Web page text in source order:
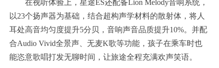
在视听体验上，星途ES还配备Lion Melody音响系统，
以23个扬声器为基础，结合超构声学材料的散射体，将人
耳处高音均匀度提升5分贝，音响声音品质提升10%。并配
合Audio Vivid全景声、无麦K歌等功能，孩子在乘车时也
能恣意歌唱打发无聊时间，让旅途全程充满欢声笑语。